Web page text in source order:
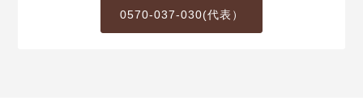
0570-037-030(代表）